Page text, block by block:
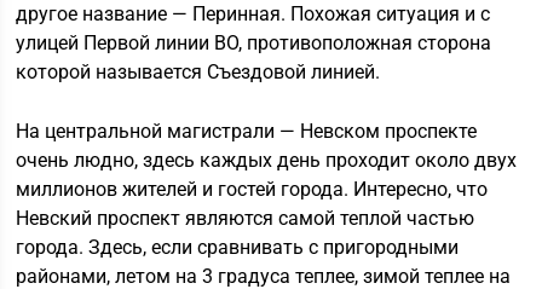
другое название — Перинная. Похожая ситуация и с
улицей Первой линии ВО, противоположная сторона
которой называется Съездовой линией.
На центральной магистрали — Невском проспекте
очень людно, здесь каждых день проходит около двух
миллионов жителей и гостей города. Интересно, что
Невский проспект являются самой теплой частью
города. Здесь, если сравнивать с пригородными
районами, летом на 3 градуса теплее, зимой теплее на